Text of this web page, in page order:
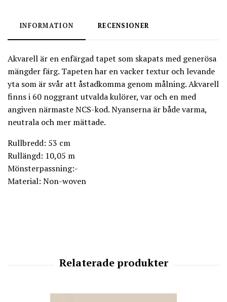
INFORMATION RECENSIONER
Akvarell är en enfärgad tapet som skapats med generösa
mängder färg. Tapeten har en vacker textur och levande
yta som är svår att åstadkomma genom målning. Akvarell
finns i 60 noggrant utvalda kulörer, var och en med
angiven närmaste NCS-kod. Nyanserna är både varma,
neutrala och mer mättade.
Rullbredd: 53 cm
Rullängd: 10,05 m
Mönsterpassning:-
Material: Non-woven